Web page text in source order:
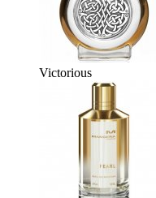
Victorious